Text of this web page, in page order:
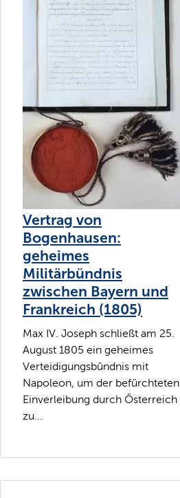
Vertrag von
Bogenhausen:
geheimes
Militärbündnis
zwischen Bayern und
Frankreich (1805)
Max IV. Joseph schließt am 25.
August 1805 ein geheimes
Verteidigungsbündnis mit
Napoleon, um der befürchteten
Einverleibung durch Österreich
zu...